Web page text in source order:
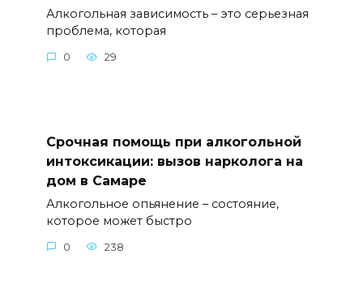
Алкогольная зависимость – это серьезная
проблема, которая
0 29
Срочная помощь при алкогольной
интоксикации: вызов нарколога на
дом в Самаре
Алкогольное опьянение – состояние,
которое может быстро
0 238